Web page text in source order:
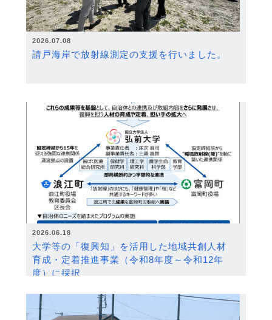
2026.07.08
請戸海岸で放射線測定の支援を行いました。
2026.06.18
大学等の「復興知」を活用した地域共創人材
育成・定着推進事業（令和8年度～令和12年
度）に採択